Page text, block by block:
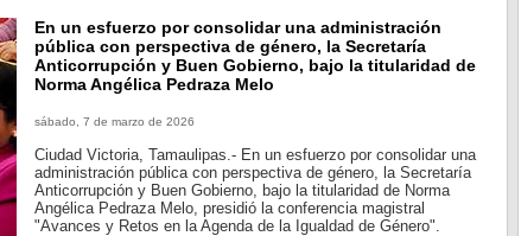
En un esfuerzo por consolidar una administración
pública con perspectiva de género, la Secretaría
Anticorrupción y Buen Gobierno, bajo la titularidad de
Norma Angélica Pedraza Melo
sábado, 7 de marzo de 2026
Ciudad Victoria, Tamaulipas.- En un esfuerzo por consolidar una
administración pública con perspectiva de género, la Secretaría
Anticorrupción y Buen Gobierno, bajo la titularidad de Norma
Angélica Pedraza Melo, presidió la conferencia magistral
"Avances y Retos en la Agenda de la Igualdad de Género".